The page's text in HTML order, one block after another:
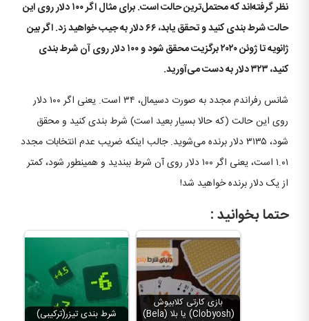
نظر گرفته‌اند که محتمل‌ترین حالت است. برای مثال اگر ۱۰۰ دلار روی این
حالت شرط بندی کنید و تحقق یابد، ۶۶ دلار به جیب خواهید زد. اگر بین
ژانویه تا ژوئن ۲۰۲۰ برگزیت محقق شود و ۱۰۰ دلار روی آن شرط بندی
کنید، ۳۲۳ دلار به دست می‌آورید.
شانس رفراندم مجدد به صورت دسیمال، ۳۴ است. یعنی اگر ۱۰۰ دلار
روی این حالت (که حالا بسیار بعید است) شرط بندی کنید و محقق
شود، ۳۱۳۵ دلار برنده می‌شوید. جالب اینکه ضریب عدم انتخابات مجدد
۱.۰۱ است، یعنی اگر ۱۰۰ دلار روی آن شرط ببندید و همینطور شود، کمتر
از یک دلار برنده خواهید شد!
حتما بخوانید :
شرط بندی تیزر(ترکیبی)
بازی کارتی کلابیوش
(Clobyosh) یا بلا (Bela)